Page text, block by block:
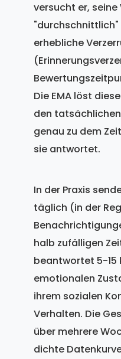
versucht er, seine
erhebliche
Die EMA löst
den
genau zu dem
sie antwortet.
In der Praxis
täglich (in der
halb zufälligen
beantwortet 5-15
emotionalen
ihrem sozialen
Verhalten. Die
über mehrere
dichte